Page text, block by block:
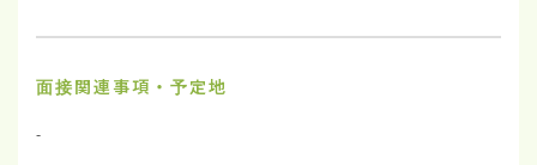
面接関連事項・予定地
-